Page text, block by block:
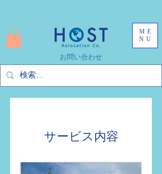
お問い合わせ
ME
NU
サービス内容